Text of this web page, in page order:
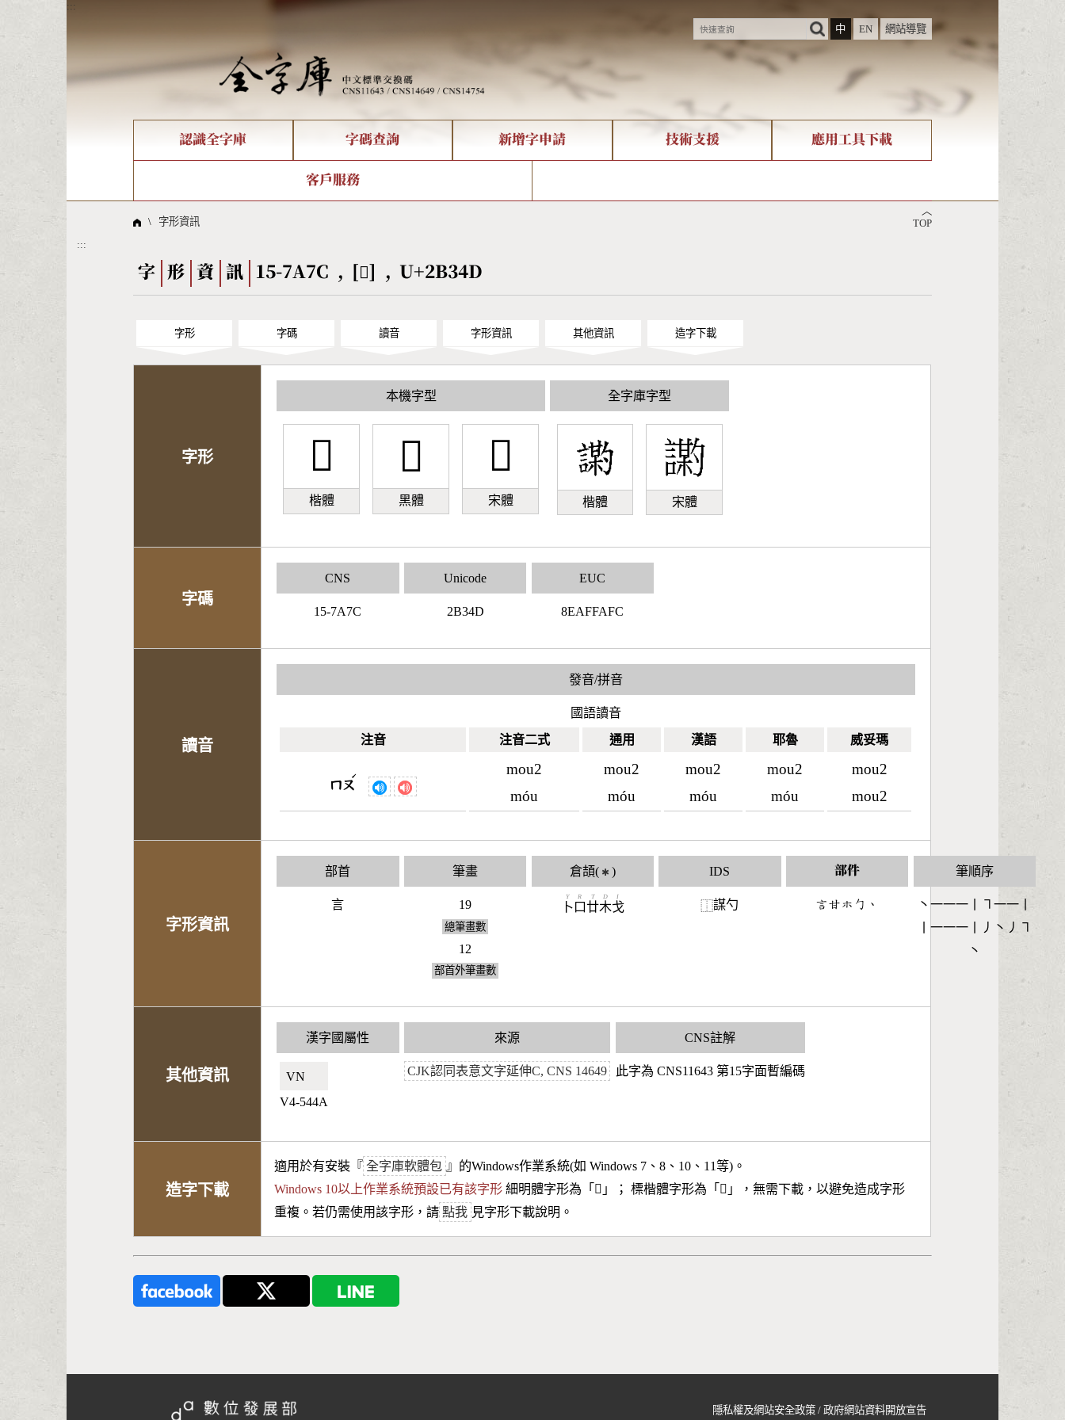
:::
中
EN 網站導覽
認識全字庫
全字庫現況
線上教學
字碼查詢
部件查詢
倉頡查詢
Big5查詢 拼音查詢
新增字申請 技術支援
造字解決方案
應用工具下載
字形下載
客戶服務
問題集
︿
TOP
\ 字形資訊
:::
字 形 資 訊 15-7A7C , [𫍍] , U+2B34D
字形 字碼 讀音 字形資訊 其他資訊 造字下載
字形
本機字型
𫍍
楷體
𫍍
黑體
𫍍
宋體
全字庫字型
楷體 宋體
字碼
CNS
15-7A7C
Unicode
2B34D
EUC
8EAFFAFC
讀音
發音/拼音
國語讀音
注音
注音二式 通用 漢語 耶魯 威妥瑪
ㄇㄡ
ˊ
mou2
móu
mou2
móu
mou2
móu
mou2
móu
mou2
mou2
字形資訊
部首
言
筆畫
19
總筆畫數
12
部首外筆畫數
倉頡( ✱ )
卜
Y
口
R
廿
T
木
D
戈
I
IDS
⿰謀勺
部件
󶆹󶄜󶂹󶀿󶀅
筆順序
丶一一一丨㇕一一丨
丨一一一丨丿丶丿㇕
丶
其他資訊
漢字國屬性
VN🇻🇳
V4-544A
來源
CJK認同表意文字延伸C, CNS 14649
CNS註解
此字為 CNS11643 第15字面暫編碼
造字下載
適用於有安裝『 全字庫軟體包 』的Windows作業系統(如 Windows 7、8、10、11等)。
Windows 10以上作業系統預設已有該字形 細明體字形為「 𫍍 」； 標楷體字形為「 𫍍 」，無需下載，以避免造成字形
重複。若仍需使用該字形，請 點我 見字形下載說明。
隱私權及網站安全政策 /政府網站資料開放宣告